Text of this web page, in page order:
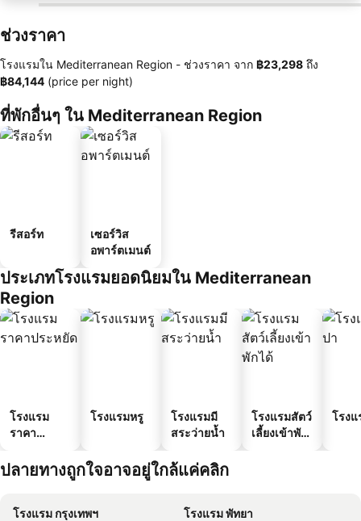
ช่วงราคา
โรงแรมใน Mediterranean Region - ช่วงราคา จาก ‎฿23,298 ถึง
‎฿84,144 (price per night)
ที่พักอื่นๆ ใน Mediterranean Region
รีสอร์ท
เซอร์วิส
อพาร์ตเมนต์
ประเภทโรงแรมยอดนิยมใน Mediterranean
Region
โรงแรม
ราคา
โรงแรมหรู
โรงแรมมี
สระว่ายน้ำ
โรงแรมสัตว์
เลี้ยงเข้าพัก
โรง
ปลายทางถูกใจอาจอยู่ใกล้แค่คลิก
โรงแรม กรุงเทพฯ
โรงแรม พัทยา